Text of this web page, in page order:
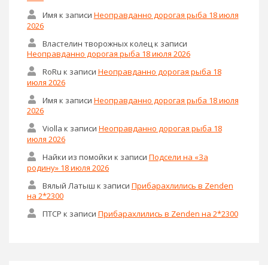
Имя к записи Неоправданно дорогая рыба 18 июля
2026
Властелин творожных колец к записи
Неоправданно дорогая рыба 18 июля 2026
RoRu к записи Неоправданно дорогая рыба 18
июля 2026
Имя к записи Неоправданно дорогая рыба 18 июля
2026
Violla к записи Неоправданно дорогая рыба 18
июля 2026
Найки из помойки к записи Подсели на «За
родину» 18 июля 2026
Вялый Латыш к записи Прибарахлились в Zenden
на 2*2300
ПТСР к записи Прибарахлились в Zenden на 2*2300